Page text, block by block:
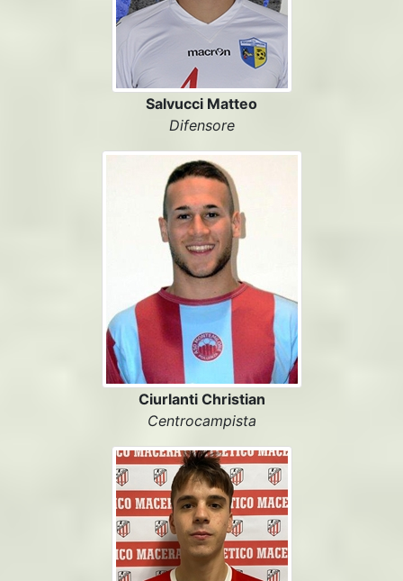
Salvucci Matteo
Difensore
Ciurlanti Christian
Centrocampista